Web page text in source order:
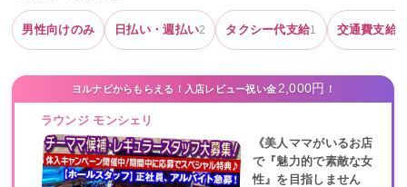
男性向けのみ 日払い・週払い2 タクシー代支給1 交通費支給
ヨルナビからもらえる！入店レビュー祝い金2,000円 ！
ラウンジ モンシェリ
《美人ママがいるお店
で『魅力的で素敵な女
性』を目指しません